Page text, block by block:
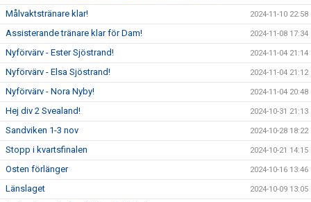
Målvaktstränare klar! 2024-11-10 22:58
Assisterande tränare klar för Dam! 2024-11-08 17:34
Nyförvärv - Ester Sjöstrand! 2024-11-04 21:14
Nyförvärv - Elsa Sjöstrand! 2024-11-04 21:12
Nyförvärv - Nora Nyby! 2024-11-04 20:48
Hej div 2 Svealand! 2024-10-31 21:13
Sandviken 1-3 nov 2024-10-28 18:22
Stopp i kvartsfinalen 2024-10-21 14:15
Osten förlänger 2024-10-16 13:46
Länslaget 2024-10-09 13:05